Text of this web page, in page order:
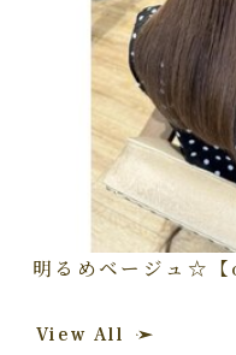
明るめベージュ☆【
View All